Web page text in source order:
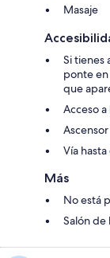
Masaje
Si tienes
ponte
que
Acceso
Ascensor
Vía
Más
No está
Salón